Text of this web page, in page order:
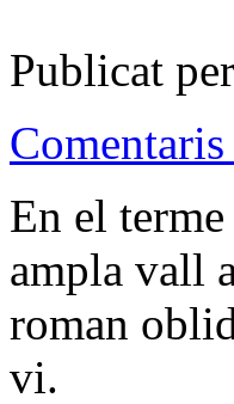
Publicat
En el
ampla vall
roman
vi.